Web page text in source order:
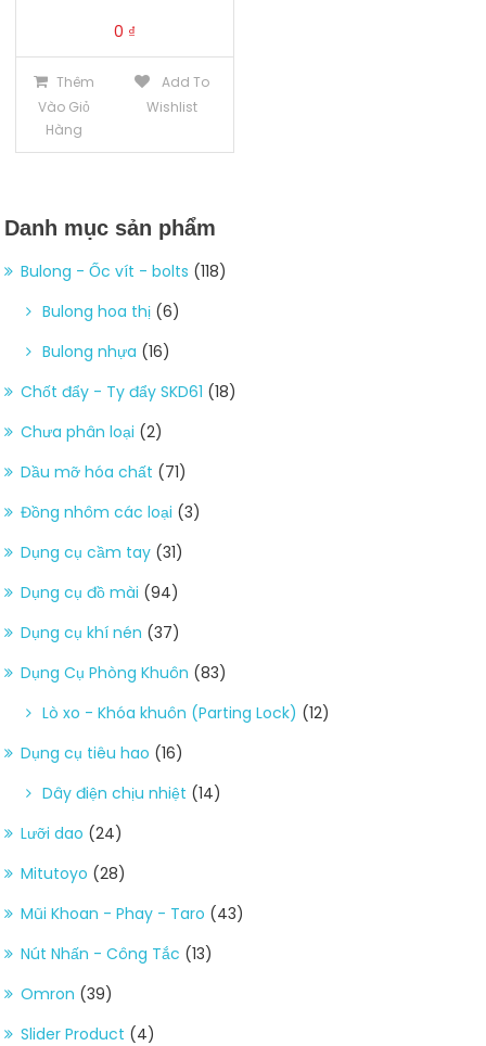
0 ₫
Thêm
Vào Giỏ
Hàng
Add To
Wishlist
Danh mục sản phẩm
Bulong - Ốc vít - bolts (118)
Bulong hoa thị (6)
Bulong nhựa (16)
Chốt đẩy - Ty đẩy SKD61 (18)
Chưa phân loại (2)
Dầu mỡ hóa chất (71)
Đồng nhôm các loại (3)
Dụng cụ cầm tay (31)
Dụng cụ đồ mài (94)
Dụng cụ khí nén (37)
Dụng Cụ Phòng Khuôn (83)
Lò xo - Khóa khuôn (Parting Lock) (12)
Dụng cụ tiêu hao (16)
Dây điện chịu nhiệt (14)
Lưỡi dao (24)
Mitutoyo (28)
Mũi Khoan - Phay - Taro (43)
Nút Nhấn - Công Tắc (13)
Omron (39)
Slider Product (4)